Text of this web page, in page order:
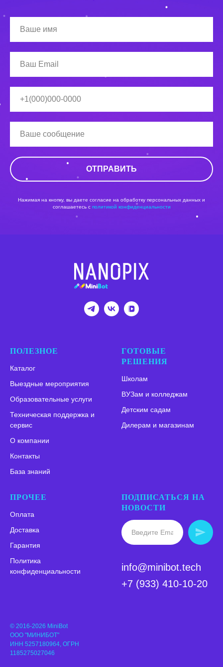
ОТПРАВИТЬ
Нажимая на кнопку, вы даете согласие на обработку персональных данных и
соглашаетесь c политикой конфиденциальности
ПОЛЕЗНОЕ
Каталог
Выездные мероприятия
Образовательные услуги
Техническая поддержка и
сервис
О компании
Контакты
База знаний
ГОТОВЫЕ
РЕШЕНИЯ
Школам
ВУЗам и колледжам
Детским садам
Дилерам и магазинам
ПРОЧЕЕ
Оплата
Доставка
Гарантия
Политика
конфиденциальности
ПОДПИСАТЬСЯ НА
НОВОСТИ
info@minibot.tech
+7 (933) 410-10-20
© 2016-2026 MiniBot
ООО "МИНИБОТ"
ИНН 5257180964, ОГРН
1185275027046